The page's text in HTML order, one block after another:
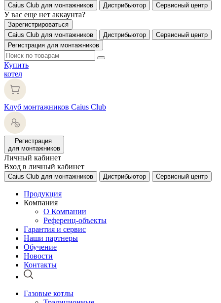
Caius Club для монтажников Дистрибьютор Сервисный центр
У вас еще нет аккаунта?
Зарегистрироваться
Caius Club для монтажников
Дистрибьютор
Сервисный центр
Регистрация для монтажников
Купить
котел
Клуб монтажников Caius Club
Регистрация
для монтажников
Личный кабинет
Вход в личный кабинет
Caius Club для монтажников Дистрибьютор Сервисный центр
Продукция
Компания
О Компании
Референц-объекты
Гарантия и сервис
Наши партнеры
Обучение
Новости
Контакты
Газовые котлы